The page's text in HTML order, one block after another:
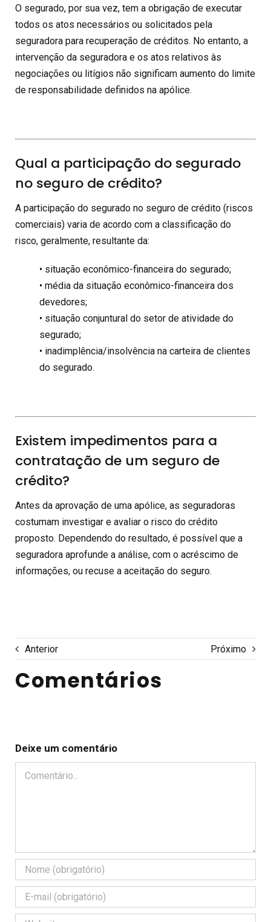
O segurado, por sua vez, tem a obrigação de executar
todos os atos necessários ou solicitados pela
seguradora para recuperação de créditos. No entanto, a
intervenção da seguradora e os atos relativos às
negociações ou litígios não significam aumento do limite
de responsabilidade definidos na apólice.
Qual a participação do segurado
no seguro de crédito?
A participação do segurado no seguro de crédito (riscos
comerciais) varia de acordo com a classificação do
risco, geralmente, resultante da:
• situação econômico-financeira do segurado;
• média da situação econômico-financeira dos
devedores;
• situação conjuntural do setor de atividade do
segurado;
• inadimplência/insolvência na carteira de clientes
do segurado.
Existem impedimentos para a
contratação de um seguro de
crédito?
Antes da aprovação de uma apólice, as seguradoras
costumam investigar e avaliar o risco do crédito
proposto. Dependendo do resultado, é possível que a
seguradora aprofunde a análise, com o acréscimo de
informações, ou recuse a aceitação do seguro.
Anterior Próximo
Comentários
Deixe um comentário
Comentário